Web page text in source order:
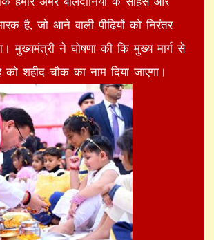
है, जो आने वाली पीढ़ियों को निरंतर
मुख्यमंत्री ने घोषणा की कि मुख्य मार्ग से
को शहीद चौक का नाम दिया जाएगा।